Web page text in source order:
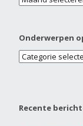
Onderwerpen
Recente